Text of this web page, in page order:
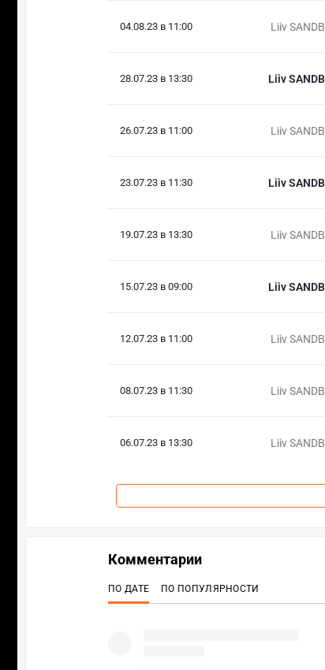
04.08.23 в 11:00 Liiv
28.07.23 в 13:30 Liiv
26.07.23 в 11:00 Liiv
23.07.23 в 11:30 Liiv
19.07.23 в 13:30 Liiv
15.07.23 в 09:00 Liiv
12.07.23 в 11:00 Liiv
08.07.23 в 11:30 Liiv
06.07.23 в 13:30 Liiv
Комментарии
ПО ДАТЕ ПО ПОПУЛЯРНОСТИ